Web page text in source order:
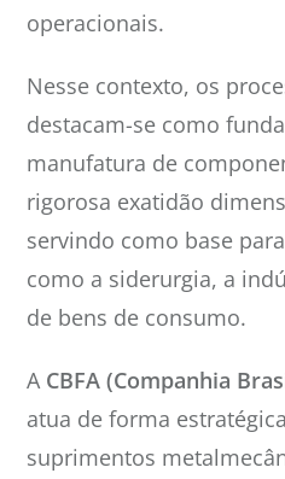
operacionais.
Nesse contexto, os
destacam-se como
manufatura de
rigorosa exatidão
servindo como base
como a siderurgia, a
de bens de consumo.
A CBFA (Companhia
atua de forma
suprimentos